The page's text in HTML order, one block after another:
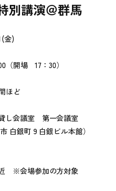
別講演＠群馬
(金)
（開場 17：30）
ほど
し会議室 第一会議室
白銀町 9 白銀ビル本館）
※会場参加の方対象